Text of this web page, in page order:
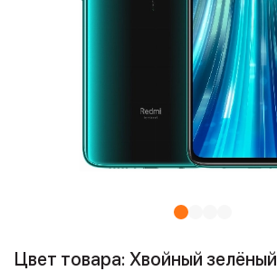
Цвет товара: Хвойный зелёный